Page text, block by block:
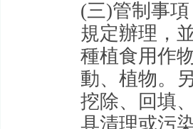
(三)管制事
規定辦理，
種植食用作
動、植物。
挖除、回填
具清理或污